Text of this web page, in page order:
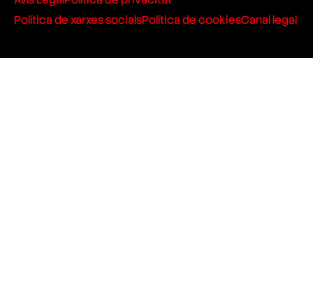
Política de xarxes socialsPolítica de cookiesCanal legal